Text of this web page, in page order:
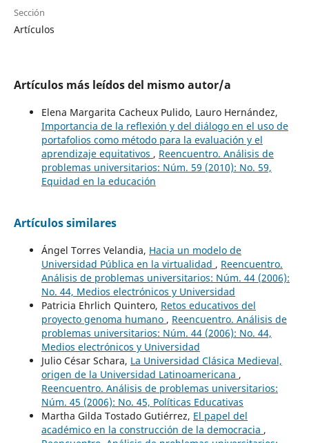
Sección
Artículos
Artículos más leídos del mismo autor/a
Elena Margarita Cacheux Pulido, Lauro Hernández,
Importancia de la reflexión y del diálogo en el uso de
portafolios como método para la evaluación y el
aprendizaje equitativos , Reencuentro. Análisis de
problemas universitarios: Núm. 59 (2010): No. 59,
Equidad en la educación
Artículos similares
Ángel Torres Velandia, Hacia un modelo de
Universidad Pública en la virtualidad , Reencuentro.
Análisis de problemas universitarios: Núm. 44 (2006):
No. 44, Medios electrónicos y Universidad
Patricia Ehrlich Quintero, Retos educativos del
proyecto genoma humano , Reencuentro. Análisis de
problemas universitarios: Núm. 44 (2006): No. 44,
Medios electrónicos y Universidad
Julio César Schara, La Universidad Clásica Medieval,
origen de la Universidad Latinoamericana ,
Reencuentro. Análisis de problemas universitarios:
Núm. 45 (2006): No. 45, Políticas Educativas
Martha Gilda Tostado Gutiérrez, El papel del
académico en la construcción de la democracia ,